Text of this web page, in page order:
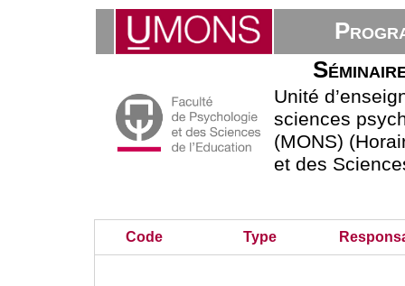
Unité
sciences
(MONS)
et des
Code Type